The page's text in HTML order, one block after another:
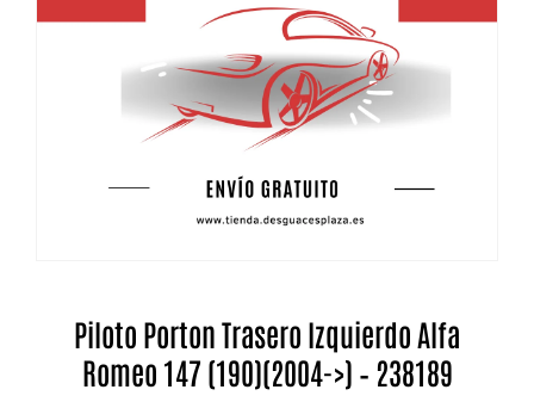
Piloto Porton Trasero Izquierdo Alfa
Romeo 147 (190)(2004->) – 238189